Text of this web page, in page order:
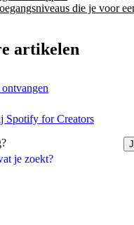
je zoekt?
die je voor
artikelen
Spotify for Creators